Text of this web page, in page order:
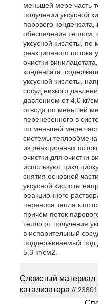
меньшей мере часть
получении уксусной
парового
обеспечения теплом,
уксусной кислоты,
реакционного потока
очистки
конденсата,
уксусной кислоты,
сосуд низкого
давлением от 4,0 кг/
отвода по меньшей
перенесенного в
по меньшей мере
системы
из реакционных
очистки для очистки
используют цикл
снятия основной
уксусной кислоты
реакционного
переноса тепла к
причем поток
тепло от получения
в испарительный
поддерживаемый под
5,3 кг/см2.
Слоистый материал
катализатора //